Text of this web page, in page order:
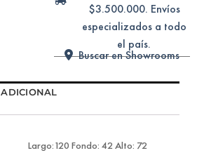
$3.500.000. Envíos
especializados a todo
el país.
Buscar en Showrooms
Largo:120 Fondo: 42 Alto: 72